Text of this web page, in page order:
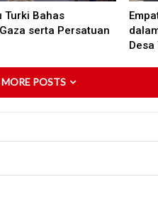
Turki Bahas
serta Persatuan
POSTS